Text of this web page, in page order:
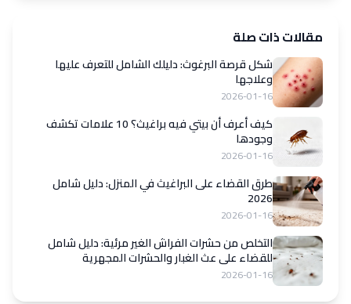
مقالات ذات صلة
شكل قرصة البرغوث: دليلك الشامل للتعرف عليها
وعلاجها
2026-01-16
كيف أعرف أن بيتي فيه براغيث؟ 10 علامات تكشف
وجودها
2026-01-16
طرق القضاء على البراغيث في المنزل: دليل شامل
2026
2026-01-16
التخلص من حشرات الفراش الغير مرئية: دليل شامل
للقضاء على عث الغبار والحشرات المجهرية
2026-01-16